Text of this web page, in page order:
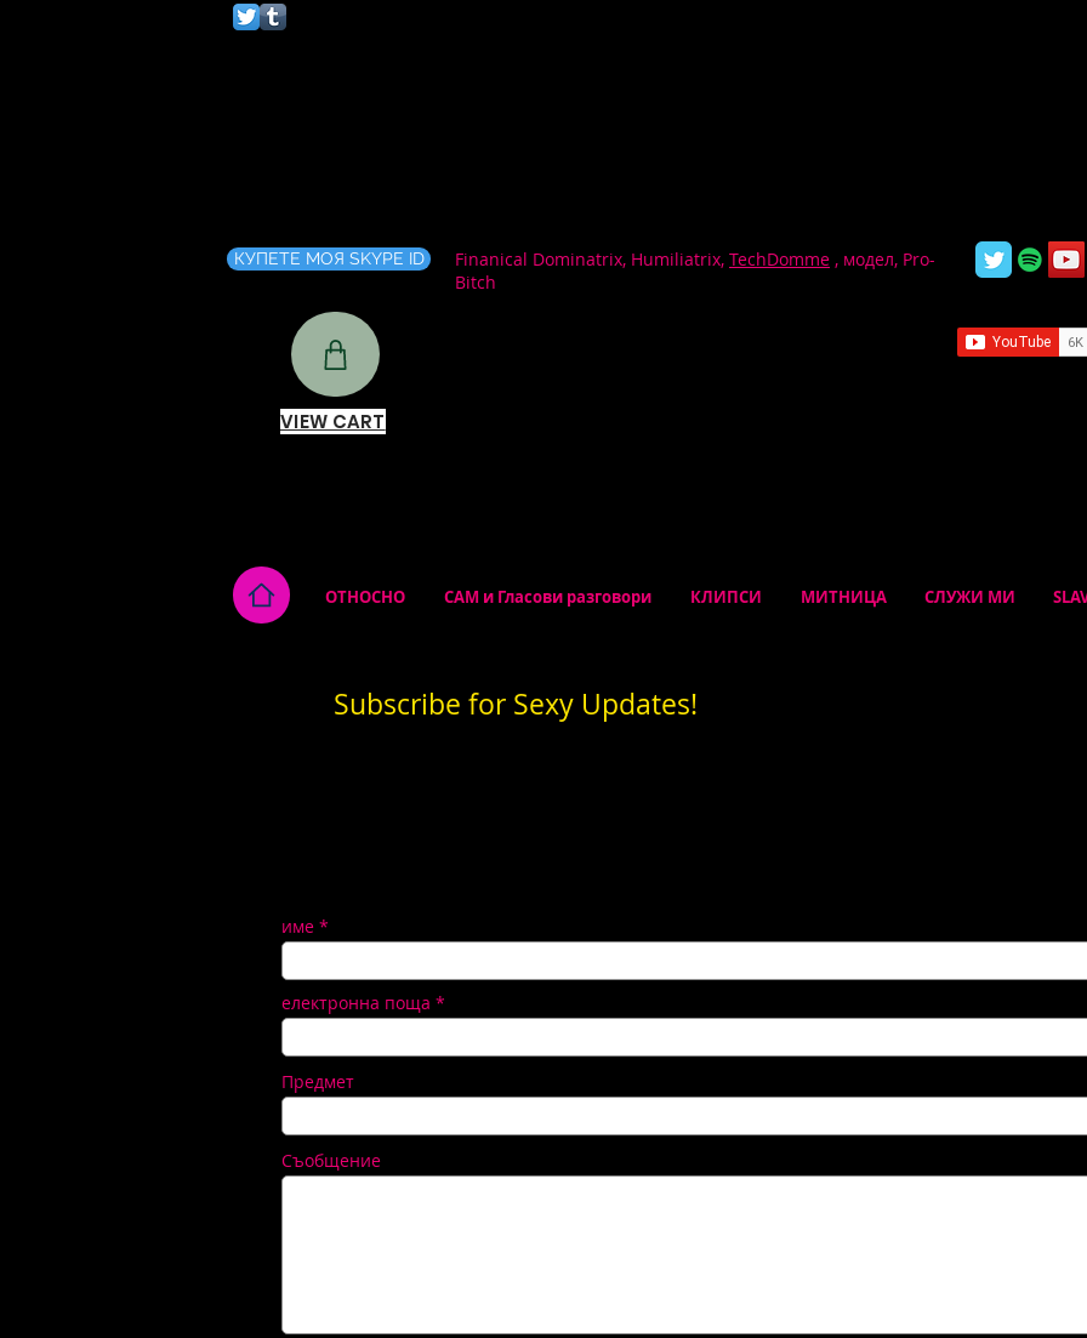
КУПЕТЕ МОЯ SKYPE ID
VIEW CART
Finanical Dominatrix, Humiliatrix, TechDomme , модел, Pro-
Bitch
ОТНОСНО CAM и Гласови разговори КЛИПСИ МИТНИЦА СЛУЖИ МИ
Subscribe for Sexy Updates!
име
електронна поща
Предмет
Съобщение